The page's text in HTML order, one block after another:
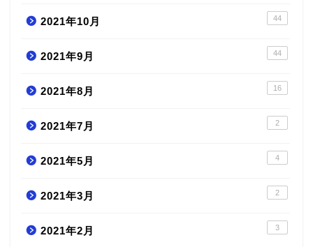
2021年10月 44
2021年9月 44
2021年8月 16
2021年7月 2
2021年5月 4
2021年3月 2
2021年2月 3